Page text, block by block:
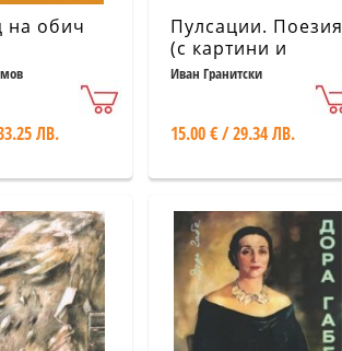
на обич
ЛВ.
Пулсации. Поезия
(с картини и
рисунки на
Ивайло Мирчев)
Иван Гранитски
15.00 € / 29.34 ЛВ.